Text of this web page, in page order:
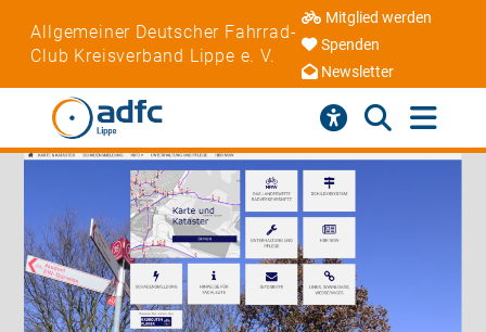
Allgemeiner Deutscher Fahrrad-
Club Kreisverband Lippe e. V.
Mitglied werden
Spenden
Newsletter